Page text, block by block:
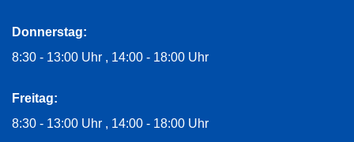
Donnerstag:
8:30 - 13:00 Uhr
14:00 - 18:00 Uhr
Freitag:
8:30 - 13:00 Uhr
14:00 - 18:00 Uhr